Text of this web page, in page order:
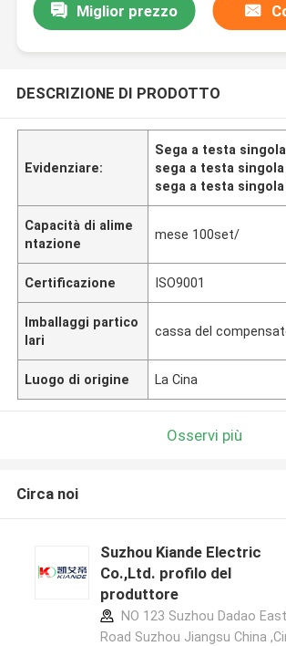
Miglior prezzo
DESCRIZIONE DI PRODOTTO
Evidenziare:
Sega a testa
sega a testa singola
sega a testa
Capacità di alime
ntazione
mese 100set/
Certificazione ISO9001
Imballaggi partico
lari
cassa del
Luogo di origine La Cina
Osservi più
Circa noi
Suzhou Kiande Electric
Co.,Ltd. profilo del
produttore
NO 123 Suzhou Dadao East
Road Suzhou Jiangsu China